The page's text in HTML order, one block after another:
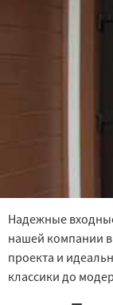
Протвино
Серпухов
Ступино Талдом
Хотьково
Щелково
Электроугли
Надежные
нашей компании
проекта и
классики до
Даю